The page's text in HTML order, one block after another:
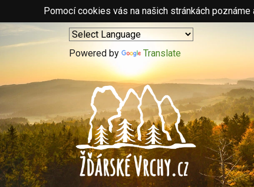
Pomocí cookies vás na našich stránkách
Powered by Translate